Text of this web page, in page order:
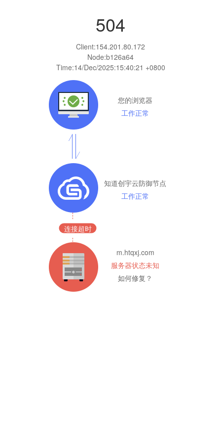
504
Client:154.201.80.172
Node:b126a64
Time:14/Dec/2025:15:40:21 +0800
您的浏览器
工作正常
知道创宇云防御节点
工作正常
连接超时
m.htqxj.com
服务器状态未知
如何修复？